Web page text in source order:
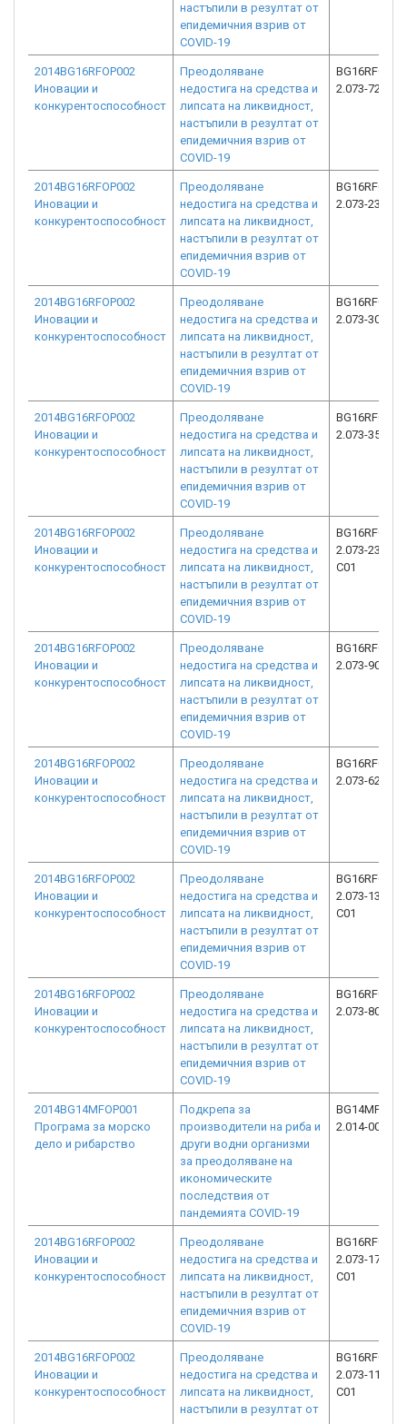
настъпили в резултат от
епидемичния взрив от
COVID-19
2014BG16RFOP002
Иновации и
конкурентоспособност
Преодоляване
недостига на средства и
липсата на ликвидност,
настъпили в резултат от
епидемичния взрив от
COVID-19
2.073-7272-
2014BG16RFOP002
Иновации и
конкурентоспособност
Преодоляване
недостига на средства и
липсата на ликвидност,
настъпили в резултат от
епидемичния взрив от
COVID-19
2.073-2383-
2014BG16RFOP002
Иновации и
конкурентоспособност
Преодоляване
недостига на средства и
липсата на ликвидност,
настъпили в резултат от
епидемичния взрив от
COVID-19
2.073-3021-
2014BG16RFOP002
Иновации и
конкурентоспособност
Преодоляване
недостига на средства и
липсата на ликвидност,
настъпили в резултат от
епидемичния взрив от
COVID-19
2.073-3567-
2014BG16RFOP002
Иновации и
конкурентоспособност
Преодоляване
недостига на средства и
липсата на ликвидност,
настъпили в резултат от
епидемичния взрив от
COVID-19
2.073-23495-
C01
2014BG16RFOP002
Иновации и
конкурентоспособност
Преодоляване
недостига на средства и
липсата на ликвидност,
настъпили в резултат от
епидемичния взрив от
COVID-19
2.073-9083-
2014BG16RFOP002
Иновации и
конкурентоспособност
Преодоляване
недостига на средства и
липсата на ликвидност,
настъпили в резултат от
епидемичния взрив от
COVID-19
2.073-6219-
2014BG16RFOP002
Иновации и
конкурентоспособност
Преодоляване
недостига на средства и
липсата на ликвидност,
настъпили в резултат от
епидемичния взрив от
COVID-19
2.073-13616-
C01
2014BG16RFOP002
Иновации и
конкурентоспособност
Преодоляване
недостига на средства и
липсата на ликвидност,
настъпили в резултат от
епидемичния взрив от
COVID-19
2.073-8057-
2014BG14MFOP001
Програма за морско
дело и рибарство
Подкрепа за
производители на риба и
други водни организми
за преодоляване на
икономическите
последствия от
пандемията COVID-19
2.014-0036-
2014BG16RFOP002
Иновации и
конкурентоспособност
Преодоляване
недостига на средства и
липсата на ликвидност,
настъпили в резултат от
епидемичния взрив от
COVID-19
2.073-17033-
C01
2014BG16RFOP002
Иновации и
конкурентоспособност
Преодоляване
недостига на средства и
липсата на ликвидност,
настъпили в резултат от
2.073-11874-
C01